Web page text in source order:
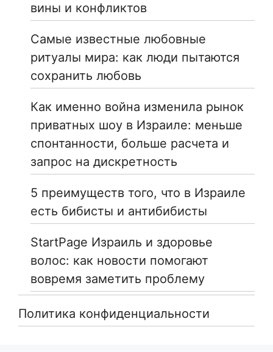
вины и конфликтов
Самые известные любовные
ритуалы мира: как люди пытаются
сохранить любовь
Как именно война изменила рынок
приватных шоу в Израиле: меньше
спонтанности, больше расчета и
запрос на дискретность
5 преимуществ того, что в Израиле
есть бибисты и антибибисты
StartPage Израиль и здоровье
волос: как новости помогают
вовремя заметить проблему
Политика конфиденциальности